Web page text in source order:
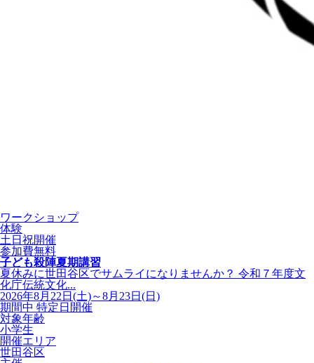
ワークショップ
体験
土日祝開催
参加費無料
子ども殺陣夏期講習
夏休みに世田谷区でサムライになりませんか？ 令和７年度文
化庁伝統文化...
2026年8月22日(土)～8月23日(日)
期間中 特定日開催
対象年齢
小学生
開催エリア
世田谷区